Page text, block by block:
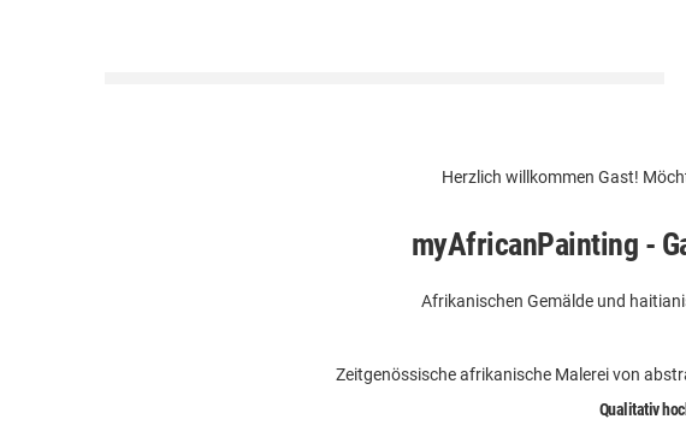
Herzlich willkommen Gast!
myAfricanPainting -
Afrikanischen Gemälde und
Zeitgenössische afrikanische Malerei von
Qualitativ